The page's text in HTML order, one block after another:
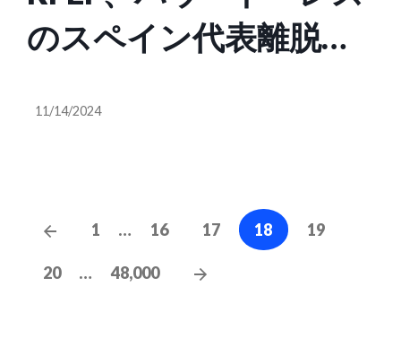
のスペイン代表離脱を
1週間のクバルシが追加
11/14/2024
Posts
pagination
Previous
1 … 16 17 18 19
20 … 48,000
Next